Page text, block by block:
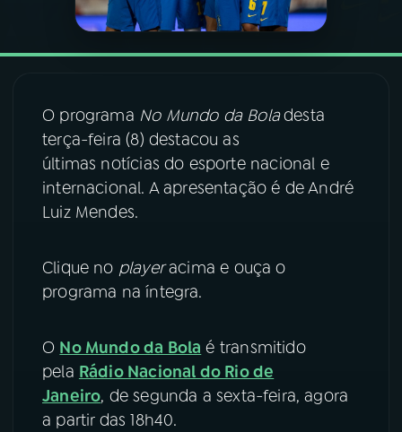
VIDEOCASTS
FESTIVAL DE MÚSICA
ACOMPANHE A RÁDIO NACIONAL
Instagram X
O programa No Mundo da Boladesta
terça-feira (8) destacou as
últimas notícias do esporte nacional e
internacional. A apresentação é de André
Luiz Mendes.
Clique no playeracima e ouça o
programa na íntegra.
O No Mundo da Bola é transmitido
pela Rádio Nacional do Rio de
Janeiro, de segunda a sexta-feira, agora
a partir das 18h40.